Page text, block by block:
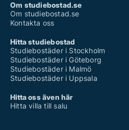
Om studiebostad.se
Om studiebostad.se
Kontakta oss
Hitta studiebostad
Studiebostäder i Stockholm
Studiebostäder i Göteborg
Studiebostäder i Malmö
Studiebostäder i Uppsala
Hitta oss även här
Hitta villa till salu